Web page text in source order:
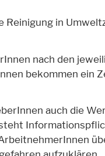
in
nach den
bekommen ein
auch die